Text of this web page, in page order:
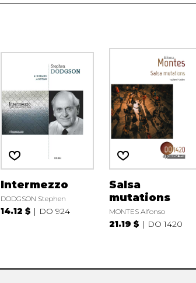
Intermezzo
DODGSON Stephen
14.12 $ DO 924
Salsa
mutations
MONTES Alfonso
21.19 $ DO 1420